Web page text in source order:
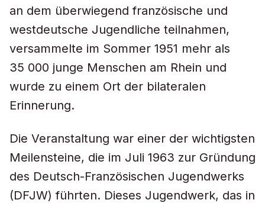
an dem überwiegend französische und
westdeutsche Jugendliche teilnahmen,
versammelte im Sommer 1951 mehr als
35 000 junge Menschen am Rhein und
wurde zu einem Ort der bilateralen
Erinnerung.
Die Veranstaltung war einer der wichtigsten
Meilensteine, die im Juli 1963 zur Gründung
des Deutsch-Französischen Jugendwerks
(DFJW) führten. Dieses Jugendwerk, das in